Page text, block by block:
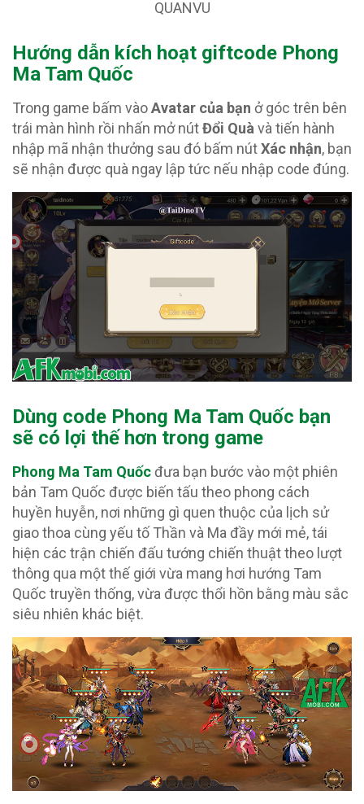
QUANVU
Hướng dẫn kích hoạt giftcode Phong
Ma Tam Quốc
Trong game bấm vàoAvatar của bạn ở góc trên bên
trái màn hình rồi nhấn mở nútĐổi Quà và tiến hành
nhập mã nhận thưởng sau đó bấm nútXác nhận, bạn
sẽ nhận được quà ngay lập tức nếu nhập code đúng.
Dùng code Phong Ma Tam Quốc bạn
sẽ có lợi thế hơn trong game
Phong Ma Tam Quốcđưa bạn bước vào một phiên
bản Tam Quốc được biến tấu theo phong cách
huyền huyễn, nơi những gì quen thuộc của lịch sử
giao thoa cùng yếu tố Thần và Ma đầy mới mẻ, tái
hiện các trận chiến đấu tướng chiến thuật theo lượt
thông qua một thế giới vừa mang hơi hướng Tam
Quốc truyền thống, vừa được thổi hồn bằng màu sắc
siêu nhiên khác biệt.